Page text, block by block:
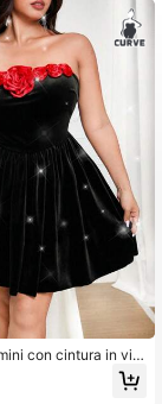
con cintura in vita
sexy, adatto per S
elementi di rosa, c